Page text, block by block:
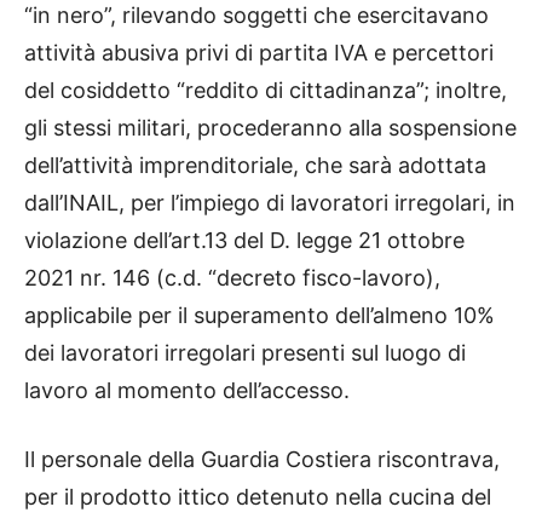
“in nero”, rilevando soggetti che esercitavano
attività abusiva privi di partita IVA e percettori
del cosiddetto “reddito di cittadinanza”; inoltre,
gli stessi militari, procederanno alla sospensione
dell’attività imprenditoriale, che sarà adottata
dall’INAIL, per l’impiego di lavoratori irregolari, in
violazione dell’art.13 del D. legge 21 ottobre
2021 nr. 146 (c.d. “decreto fisco-lavoro),
applicabile per il superamento dell’almeno 10%
dei lavoratori irregolari presenti sul luogo di
lavoro al momento dell’accesso.
Il personale della Guardia Costiera riscontrava,
per il prodotto ittico detenuto nella cucina del